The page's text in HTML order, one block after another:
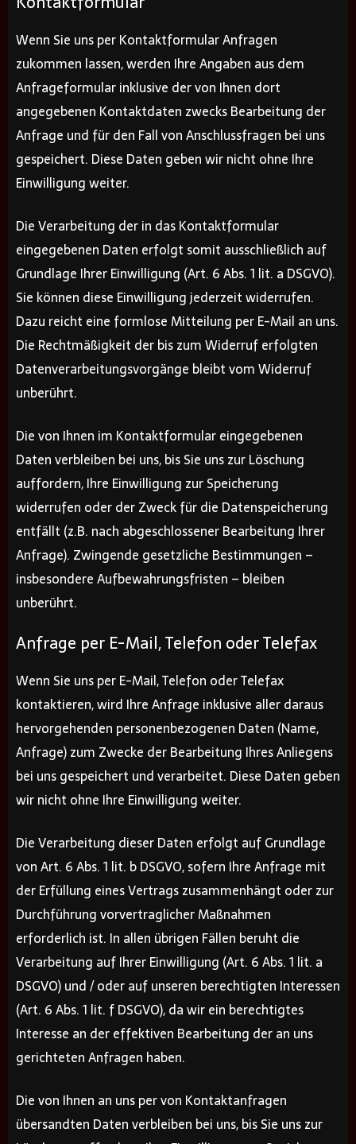
Wenn Sie uns per Kontaktformular Anfragen
zukommen lassen, werden Ihre Angaben aus dem
Anfrageformular inklusive der von Ihnen dort
angegebenen Kontaktdaten zwecks Bearbeitung der
Anfrage und für den Fall von Anschlussfragen bei uns
gespeichert. Diese Daten geben wir nicht ohne Ihre
Einwilligung weiter.
Die Verarbeitung der in das Kontaktformular
eingegebenen Daten erfolgt somit ausschließlich auf
Grundlage Ihrer Einwilligung (Art. 6 Abs. 1 lit. a DSGVO).
Sie können diese Einwilligung jederzeit widerrufen.
Dazu reicht eine formlose Mitteilung per E-Mail an uns.
Die Rechtmäßigkeit der bis zum Widerruf erfolgten
Datenverarbeitungsvorgänge bleibt vom Widerruf
unberührt.
Die von Ihnen im Kontaktformular eingegebenen
Daten verbleiben bei uns, bis Sie uns zur Löschung
auffordern, Ihre Einwilligung zur Speicherung
widerrufen oder der Zweck für die Datenspeicherung
entfällt (z.B. nach abgeschlossener Bearbeitung Ihrer
Anfrage). Zwingende gesetzliche Bestimmungen –
insbesondere Aufbewahrungsfristen – bleiben
unberührt.
Anfrage per E-Mail, Telefon oder Telefax
Wenn Sie uns per E-Mail, Telefon oder Telefax
kontaktieren, wird Ihre Anfrage inklusive aller daraus
hervorgehenden personenbezogenen Daten (Name,
Anfrage) zum Zwecke der Bearbeitung Ihres Anliegens
bei uns gespeichert und verarbeitet. Diese Daten geben
wir nicht ohne Ihre Einwilligung weiter.
Die Verarbeitung dieser Daten erfolgt auf Grundlage
von Art. 6 Abs. 1 lit. b DSGVO, sofern Ihre Anfrage mit
der Erfüllung eines Vertrags zusammenhängt oder zur
Durchführung vorvertraglicher Maßnahmen
erforderlich ist. In allen übrigen Fällen beruht die
Verarbeitung auf Ihrer Einwilligung (Art. 6 Abs. 1 lit. a
DSGVO) und / oder auf unseren berechtigten Interessen
(Art. 6 Abs. 1 lit. f DSGVO), da wir ein berechtigtes
Interesse an der effektiven Bearbeitung der an uns
gerichteten Anfragen haben.
Die von Ihnen an uns per von Kontaktanfragen
übersandten Daten verbleiben bei uns, bis Sie uns zur